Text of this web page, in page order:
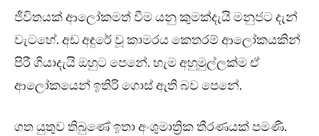
ජීවිතයක් ආලෝකමත් වීම යනු කුමක්දැයි මනුජට දැන්
වැටහේ. අඩ අඳුරේ වූ කාමරය කෙතරම් ආලෝකයකින්
පිරී ගියාදැයි ඔහුට පෙනේ. හැම අහුමුල්ලක්ම ඒ
ආලෝකයෙන් ඉතිරි ගොස් ඇති බව පෙනේ.
ගත යුතුව තිබුණේ ඉතා අංශුමාත්‍රික තීරණයක් පමණි.